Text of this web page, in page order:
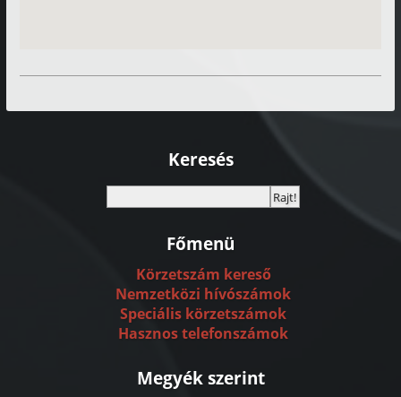
Keresés
Főmenü
Körzetszám kereső
Nemzetközi hívószámok
Speciális körzetszámok
Hasznos telefonszámok
Megyék szerint